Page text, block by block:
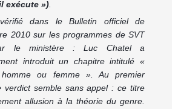
exécute »).
dans le Bulletin officiel de
2010 sur les programmes de SVT
le ministère : Luc Chatel a
introduit un chapitre intitulé «
homme ou femme ». Au premier
verdict semble sans appel : ce titre
allusion à la théorie du genre.